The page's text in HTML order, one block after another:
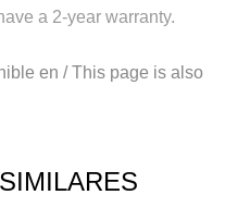
a 2-year warranty.
en / This page is also